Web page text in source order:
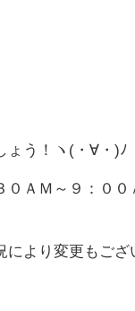
ょう！ヽ(・∀・)ﾉ
ＡＭ～９：００
より変更もご